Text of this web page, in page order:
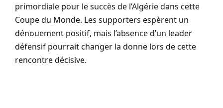
primordiale pour le succès de l’Algérie dans cette
Coupe du Monde. Les supporters espèrent un
dénouement positif, mais l’absence d’un leader
défensif pourrait changer la donne lors de cette
rencontre décisive.